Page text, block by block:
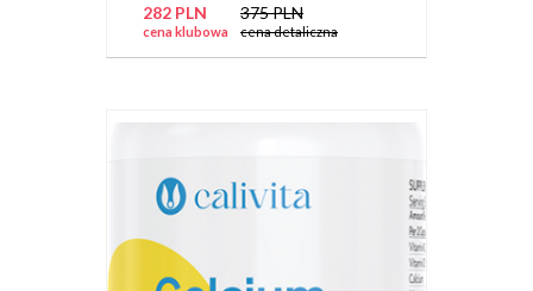
282 PLN
cena klubowa
375 PLN
cena detaliczna